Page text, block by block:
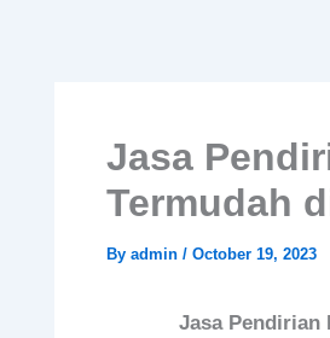
Jasa
Termudah
By admin / October 19, 2023
Jasa Pendirian